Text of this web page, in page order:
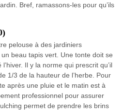
Bref, ramassons-les pour qu’ils
pelouse à des jardiniers
beau tapis vert. Une tonte doit se
Il y la norme qui prescrit qu’il
1/3 de la hauteur de l’herbe. Pour
après une pluie et le matin est à
professionnel pour assurer
permet de prendre les brins